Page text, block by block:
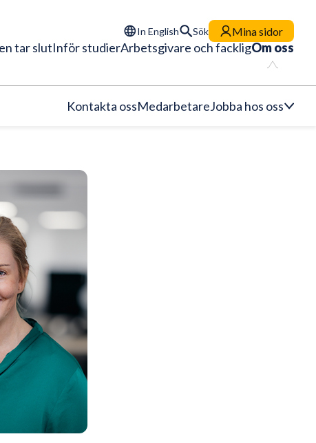
In English Sök Mina sidor
tar slutInför studierArbetsgivare och fackligOm oss
Kontakta ossMedarbetareJobba hos oss